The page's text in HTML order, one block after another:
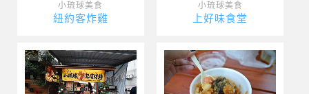
小琉球美食
紐約客炸雞
小琉球美食
上好味食堂